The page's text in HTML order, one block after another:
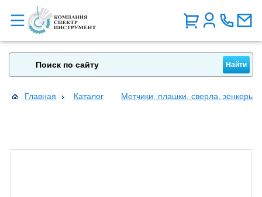
Главная Каталог Метчики, плашки, сверла, зенкеры,